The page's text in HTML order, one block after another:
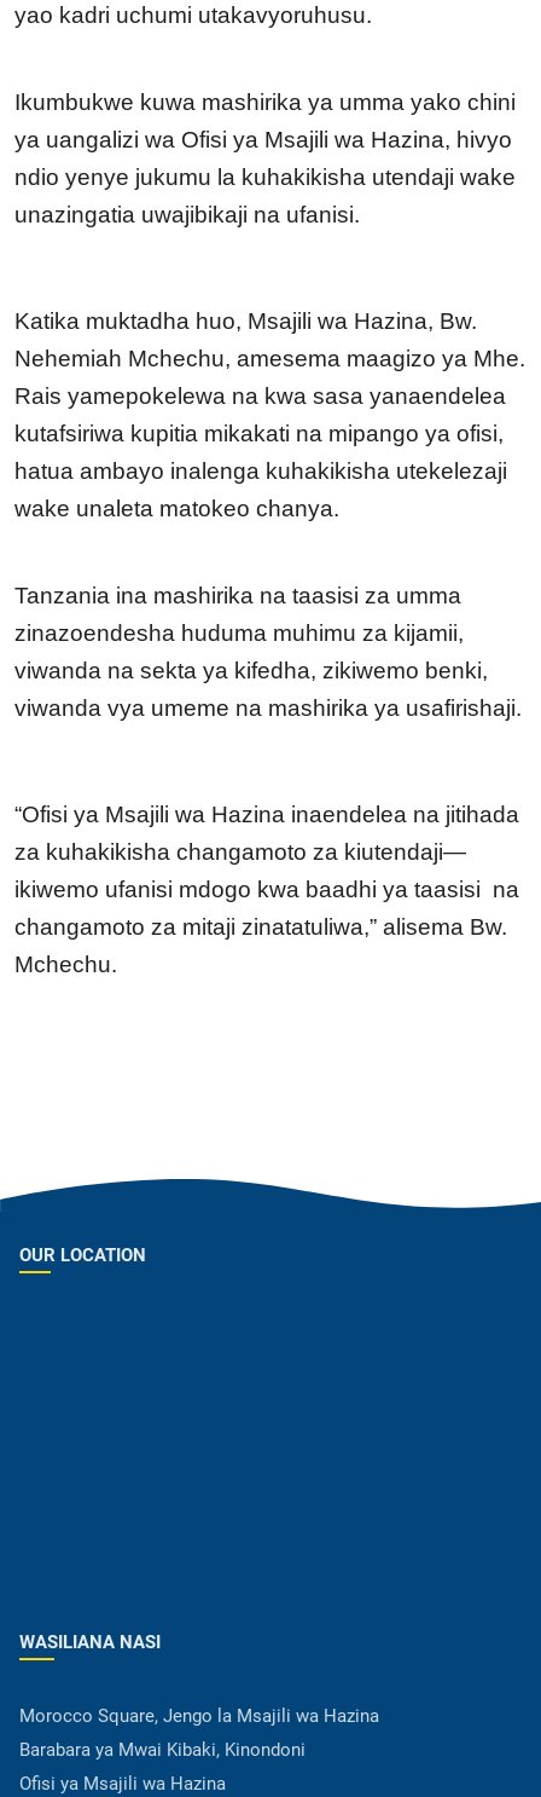
yao kadri uchumi utakavyoruhusu.
Ikumbukwe kuwa mashirika ya umma yako chini
ya uangalizi wa Ofisi ya Msajili wa Hazina, hivyo
ndio yenye jukumu la kuhakikisha utendaji wake
unazingatia uwajibikaji na ufanisi.
Katika muktadha huo, Msajili wa Hazina, Bw.
Nehemiah Mchechu, amesema maagizo ya Mhe.
Rais yamepokelewa na kwa sasa yanaendelea
kutafsiriwa kupitia mikakati na mipango ya ofisi,
hatua ambayo inalenga kuhakikisha utekelezaji
wake unaleta matokeo chanya.
Tanzania ina mashirika na taasisi za umma
zinazoendesha huduma muhimu za kijamii,
viwanda na sekta ya kifedha, zikiwemo benki,
viwanda vya umeme na mashirika ya usafirishaji.
“Ofisi ya Msajili wa Hazina inaendelea na jitihada
za kuhakikisha changamoto za kiutendaji—
ikiwemo ufanisi mdogo kwa baadhi ya taasisi na
changamoto za mitaji zinatatuliwa,” alisema Bw.
Mchechu.
OUR LOCATION
WASILIANA NASI
Morocco Square, Jengo la Msajili wa Hazina
Barabara ya Mwai Kibaki, Kinondoni
Ofisi ya Msajili wa Hazina